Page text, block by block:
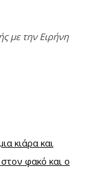
με την Ειρήνη